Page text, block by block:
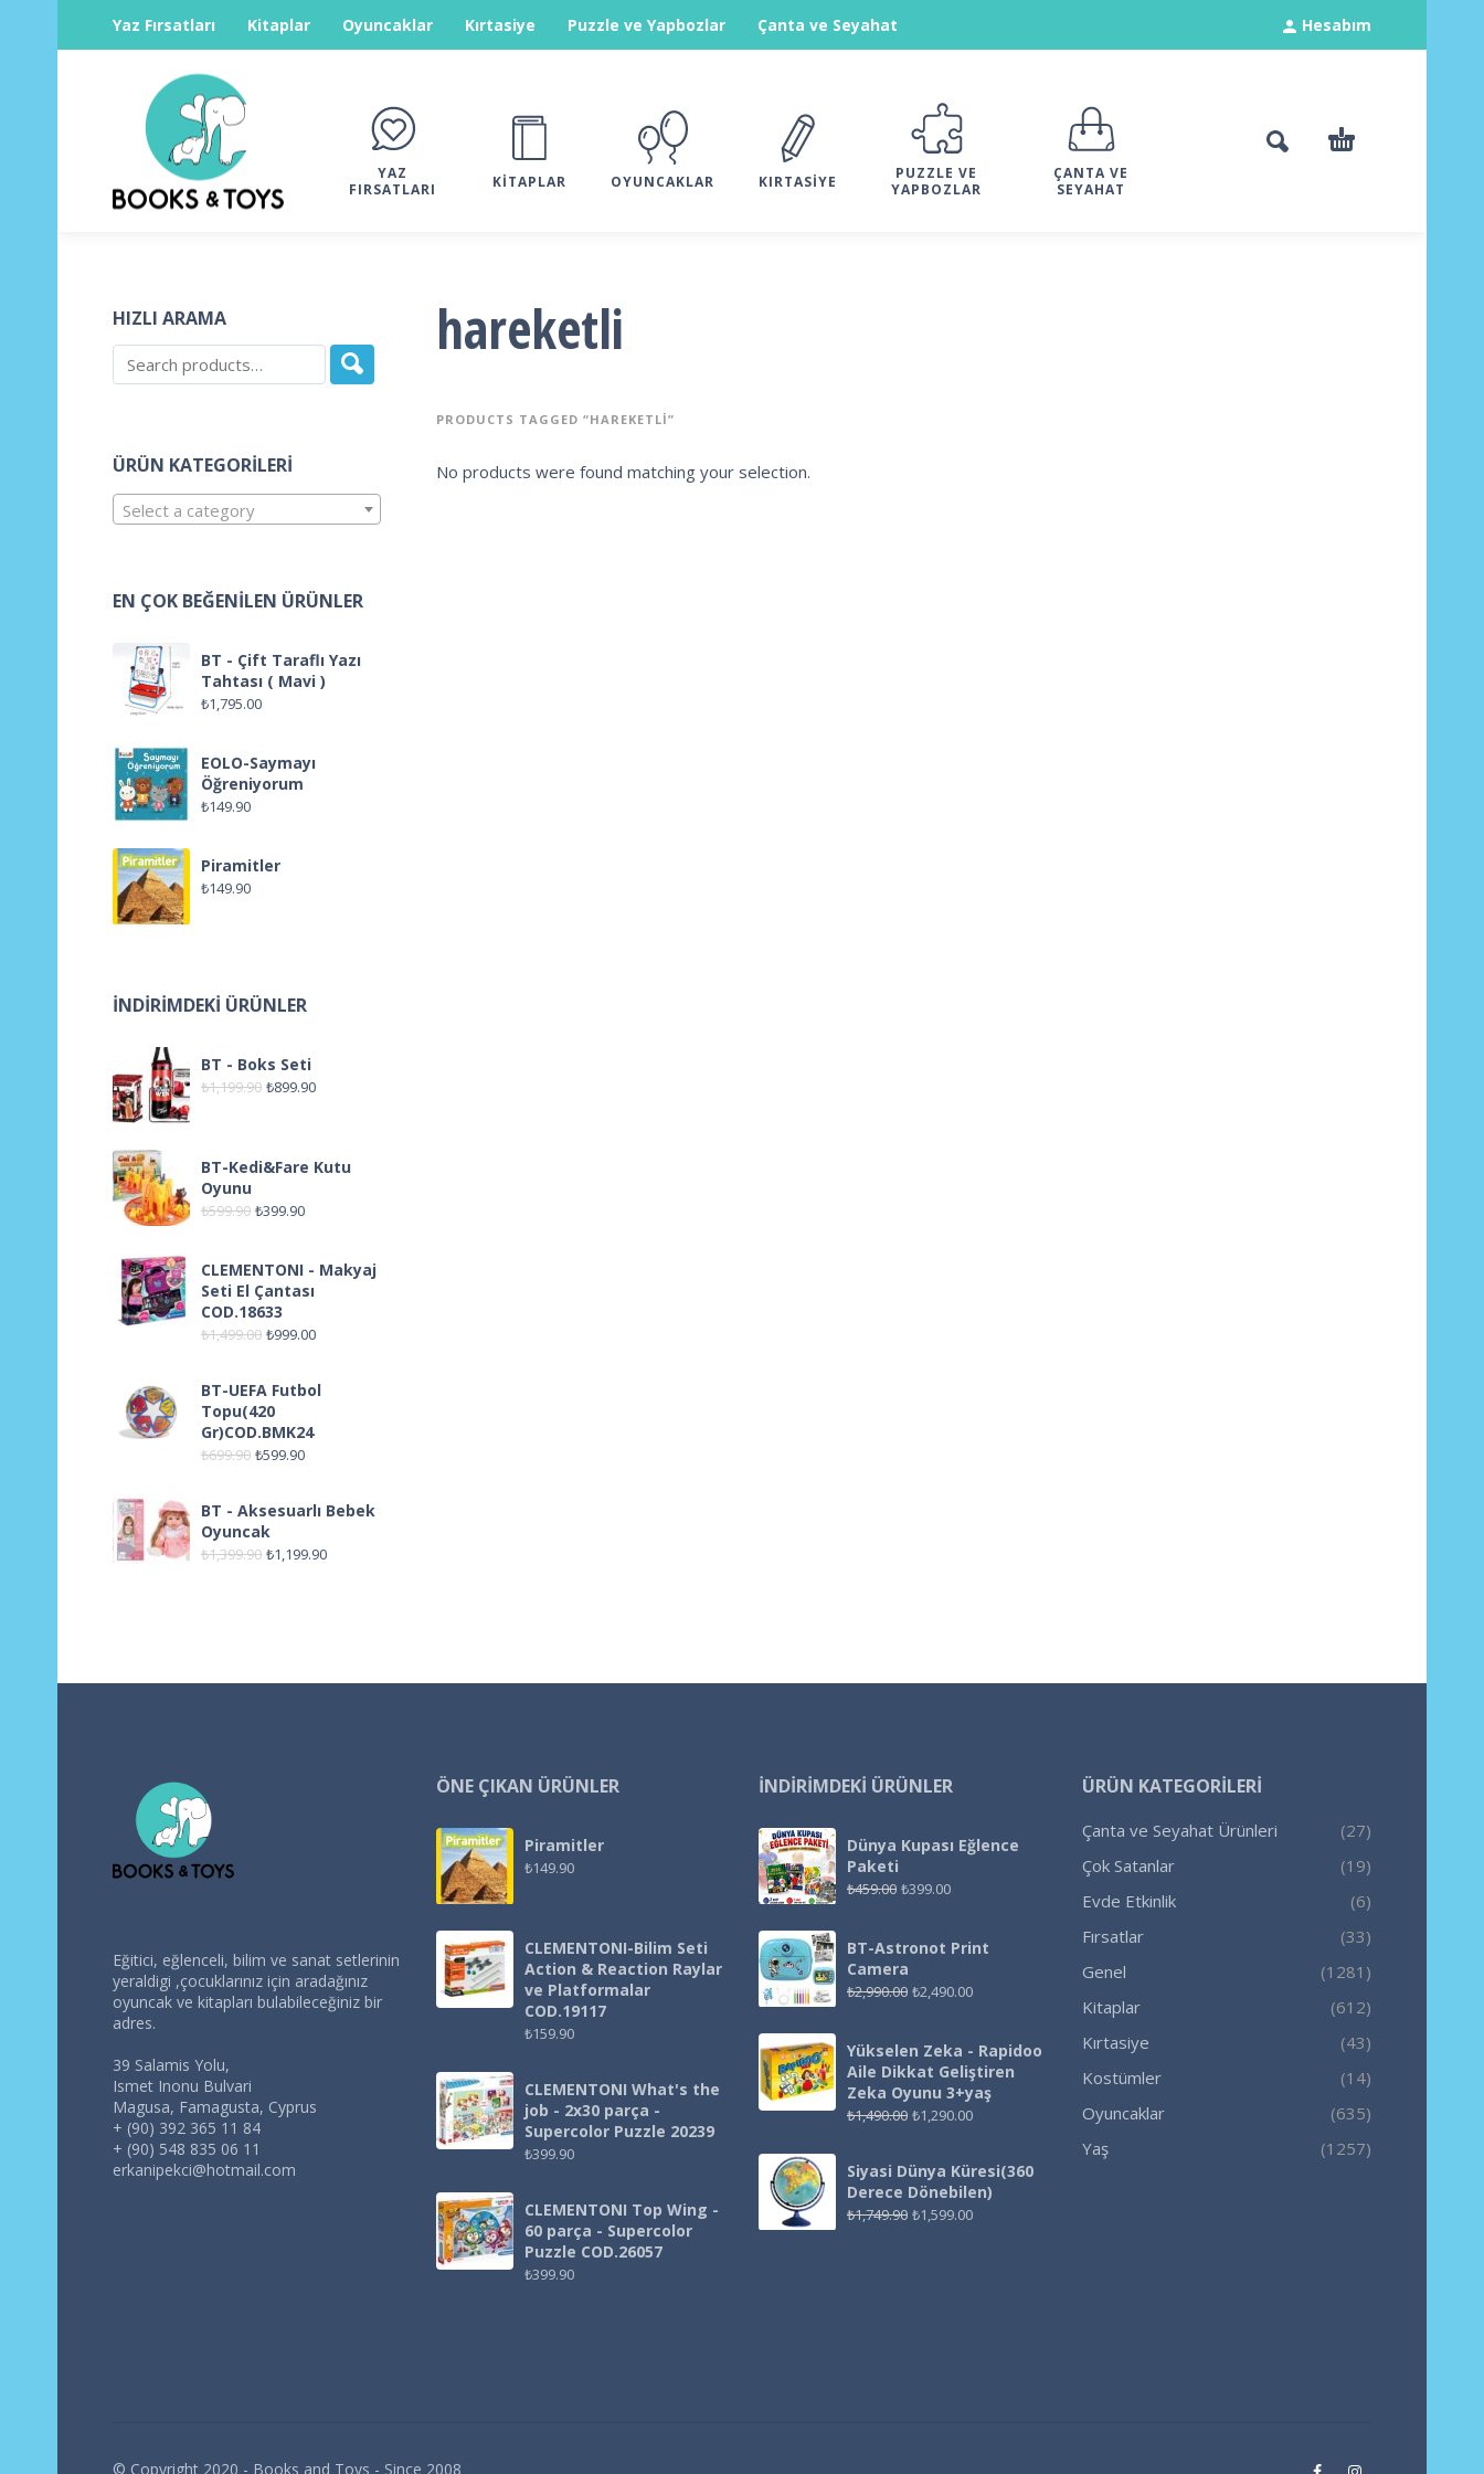
Hesabım
Yaz Fırsatları Kitaplar Oyuncaklar Kırtasiye Puzzle ve Yapbozlar Çanta ve Seyahat
YAZ
FIRSATLARI
KITAPLAR OYUNCAKLAR KIRTASIYE
PUZZLE VE
YAPBOZLAR
ÇANTA VE
SEYAHAT
HIZLI ARAMA
ÜRÜN KATEGORILERI
Select a category
EN ÇOK BEĞENILEN ÜRÜNLER
BT - Çift Taraflı Yazı
Tahtası ( Mavi )
₺1,795.00
EOLO-Saymayı
Öğreniyorum
₺149.90
Piramitler
₺149.90
İNDIRIMDEKI ÜRÜNLER
BT - Boks Seti
₺1,199.90 ₺899.90
BT-Kedi&Fare Kutu
Oyunu
₺599.90 ₺399.90
CLEMENTONI - Makyaj
Seti El Çantası
COD.18633
₺1,499.00 ₺999.00
BT-UEFA Futbol
Topu(420
Gr)COD.BMK24
₺699.90 ₺599.90
BT - Aksesuarlı Bebek
Oyuncak
₺1,399.90 ₺1,199.90
hareketli
PRODUCTS TAGGED “HAREKETLI”
No products were found matching your selection.
Eğitici, eğlenceli, bilim ve sanat setlerinin
yeraldigi ,çocuklarınız için aradağınız
oyuncak ve kitapları bulabileceğiniz bir
adres.
39 Salamis Yolu,
Ismet Inonu Bulvari
Magusa, Famagusta, Cyprus
+ (90) 392 365 11 84
+ (90) 548 835 06 11
erkanipekci@hotmail.com
ÖNE ÇIKAN ÜRÜNLER
Piramitler
₺149.90
CLEMENTONI-Bilim Seti
Action & Reaction Raylar
ve Platformalar
COD.19117
₺159.90
CLEMENTONI What's the
job - 2x30 parça -
Supercolor Puzzle 20239
₺399.90
CLEMENTONI Top Wing -
60 parça - Supercolor
Puzzle COD.26057
₺399.90
İNDIRIMDEKI ÜRÜNLER
Dünya Kupası Eğlence
Paketi
₺459.00 ₺399.00
BT-Astronot Print
Camera
₺2,990.00 ₺2,490.00
Yükselen Zeka - Rapidoo
Aile Dikkat Geliştiren
Zeka Oyunu 3+yaş
₺1,490.00 ₺1,290.00
Siyasi Dünya Küresi(360
Derece Dönebilen)
₺1,749.90 ₺1,599.00
ÜRÜN KATEGORILERI
Çanta ve Seyahat Ürünleri
(27)
Çok Satanlar
(19)
Evde Etkinlik
(6)
Fırsatlar
(33)
Genel
(1281)
Kitaplar
(612)
Kırtasiye
(43)
Kostümler
(14)
Oyuncaklar
(635)
Yaş
(1257)
© Copyright 2020 - Books and Toys - Since 2008